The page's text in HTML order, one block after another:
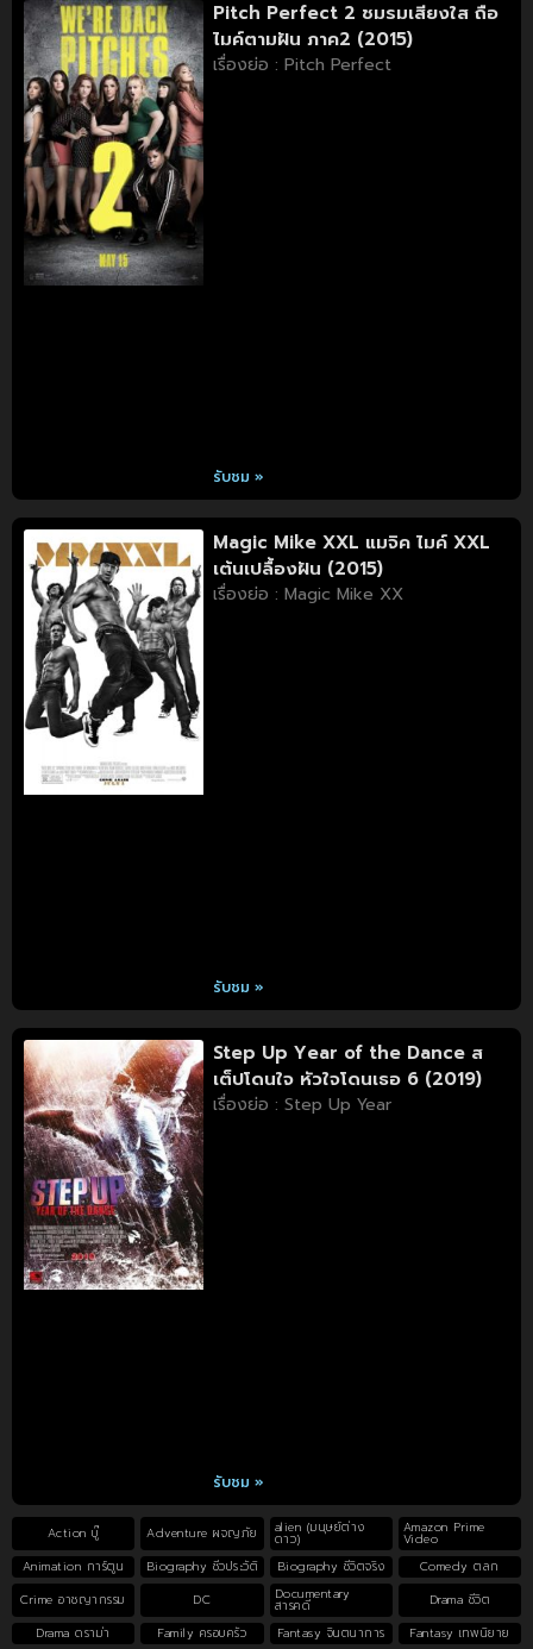
Pitch Perfect 2 ชมรมเสียงใส ถือ
ไมค์ตามฝัน ภาค2 (2015)
เรื่องย่อ : Pitch Perfect
รับชม »
Magic Mike XXL แมจิค ไมค์ XXL
เต้นเปลื้องฝัน (2015)
เรื่องย่อ : Magic Mike XX
รับชม »
Step Up Year of the Dance ส
เต็ปโดนใจ หัวใจโดนเธอ 6 (2019)
เรื่องย่อ : Step Up Year
รับชม »
Action บู๊ Adventure ผจญภัย alien (มนุษย์ต่าง
ดาว)
Amazon Prime
Video
Animation การ์ตูน
Biography ชีวประวัติ Biography ชีวิตจริง
Comedy ตลก
Crime อาชญากรรม
DC Documentary
สารคดี
Drama ชีวิต
Drama ดราม่า
Family ครอบครัว Fantasy จินตนาการ
Fantasy เทพนิยาย